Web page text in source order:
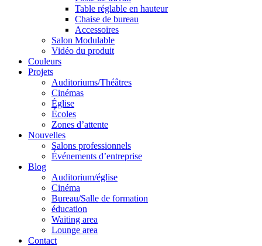
Table réglable en hauteur
Chaise de bureau
Accessoires
Salon Modulable
Vidéo du produit
Couleurs
Projets
Auditoriums/Théâtres
Cinémas
Église
Écoles
Zones d’attente
Nouvelles
Salons professionnels
Événements d’entreprise
Blog
Auditorium/église
Cinéma
Bureau/Salle de formation
éducation
Waiting area
Lounge area
Contact